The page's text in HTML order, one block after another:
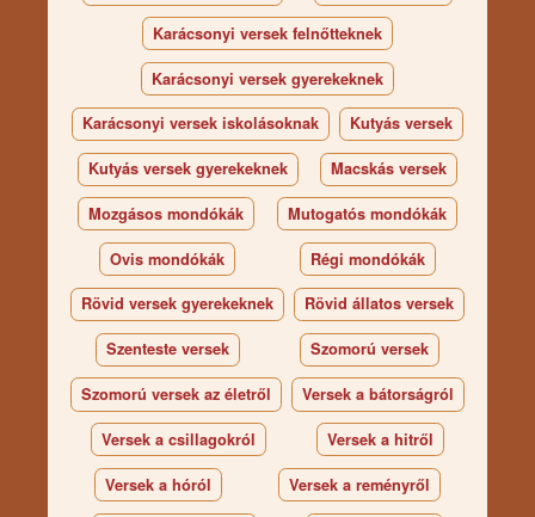
Karácsonyi versek felnőtteknek
Karácsonyi versek gyerekeknek
Karácsonyi versek iskolásoknak Kutyás versek
Kutyás versek gyerekeknek Macskás versek
Mozgásos mondókák Mutogatós mondókák
Ovis mondókák Régi mondókák
Rövid versek gyerekeknek Rövid állatos versek
Szenteste versek Szomorú versek
Szomorú versek az életről Versek a bátorságról
Versek a csillagokról Versek a hitről
Versek a hóról Versek a reményről